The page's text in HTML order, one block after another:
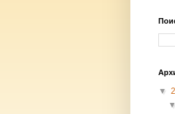
▼